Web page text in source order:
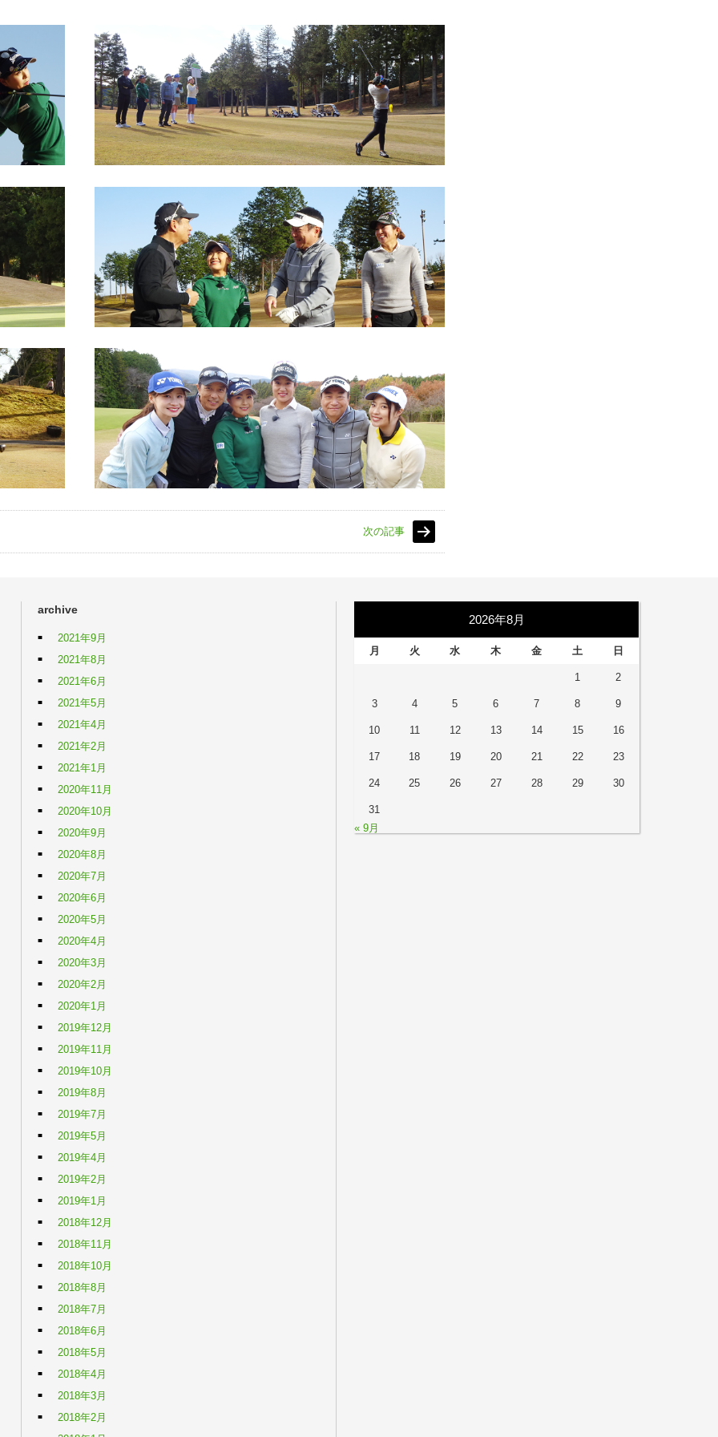
次の記事
archive
2021年9月
2021年8月
2021年6月
2021年5月
2021年4月
2021年2月
2021年1月
2020年11月
2020年10月
2020年9月
2020年8月
2020年7月
2020年6月
2020年5月
2020年4月
2020年3月
2020年2月
2020年1月
2019年12月
2019年11月
2019年10月
2019年8月
2019年7月
2019年5月
2019年4月
2019年2月
2019年1月
2018年12月
2018年11月
2018年10月
2018年8月
2018年7月
2018年6月
2018年5月
2018年4月
2018年3月
2018年2月
2026年8月
月 火 水 木 金 土 日
1 2
3 4 5 6 7 8 9
10 11 12 13 14 15 16
17 18 19 20 21 22 23
24 25 26 27 28 29 30
31
« 9月